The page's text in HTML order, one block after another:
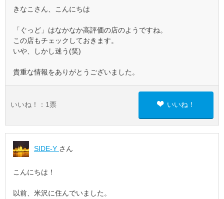
きなこさん、こんにちは
「ぐっど」はなかなか高評価の店のようですね。
この店もチェックしておきます。
いや、しかし迷う(笑)
貴重な情報をありがとうございました。
いいね！： 1 票 いいね！
SIDE-Y さん
こんにちは！
以前、米沢に住んでいました。